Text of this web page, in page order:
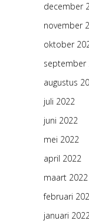
december
november
oktober
september
augustus
juli 2022
juni 2022
mei 2022
april 2022
maart 2022
februari
januari